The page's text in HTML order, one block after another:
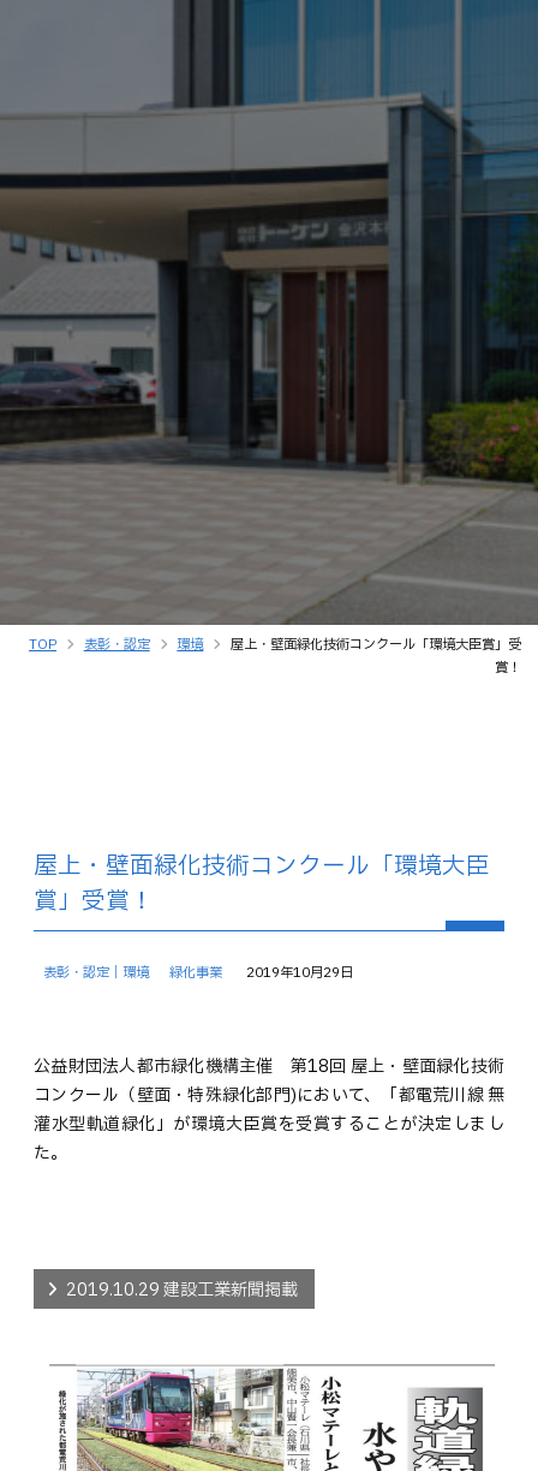
TOP 表彰・認定 環境
屋上・壁面緑化技術コンクール「環境大臣賞」受
賞！
屋上・壁面緑化技術コンクール「環境大臣
賞」受賞！
表彰・認定｜環境 緑化事業 2019年10月29日
公益財団法人都市緑化機構主催 第18回 屋上・壁面緑化技術
コンクール（壁面・特殊緑化部門)において、「都電荒川線 無
灌水型軌道緑化」が環境大臣賞を受賞することが決定しまし
た。
2019.10.29 建設工業新聞掲載